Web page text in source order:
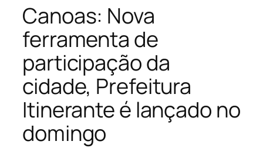
Canoas: Nova
ferramenta de
participação da
cidade, Prefeitura
Itinerante é lançado no
domingo